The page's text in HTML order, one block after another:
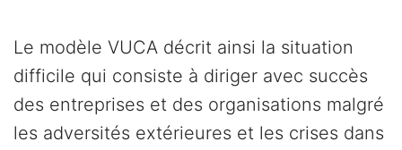
Le modèle VUCA décrit ainsi la situation
difficile qui consiste à diriger avec succès
des entreprises et des organisations malgré
les adversités extérieures et les crises dans